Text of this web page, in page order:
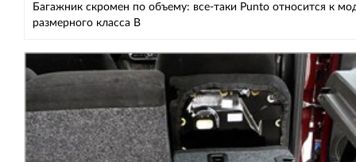
Багажник скромен по объему: все-таки Punto относится к
размерного класса В